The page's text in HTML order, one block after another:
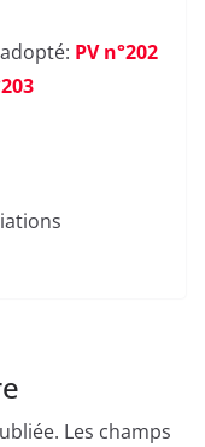
PV n°202
Les champs